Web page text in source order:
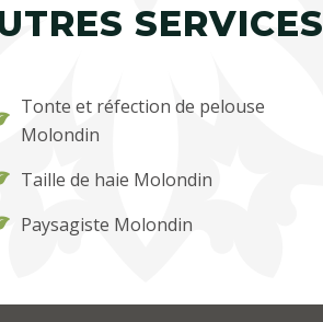
SERVICES
Tonte et réfection de pelouse
Molondin
Taille de haie Molondin
Paysagiste Molondin